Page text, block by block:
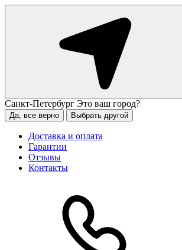
Санкт-Петербург Это ваш город?
Да, все верно Выбрать другой
Доставка и оплата
Гарантии
Отзывы
Контакты